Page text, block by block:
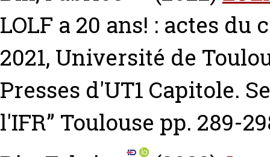
LOLF a 20 ans! : actes du
2021, Université de
Presses d'UT1 Capitole.
l'IFR” Toulouse pp. 289-